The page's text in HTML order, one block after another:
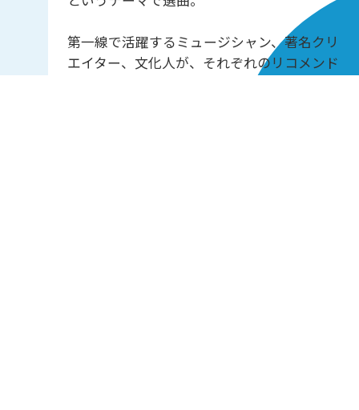
第一線で活躍するミュージシャン、著名クリ
エイター、文化人が、それぞれのリコメンド